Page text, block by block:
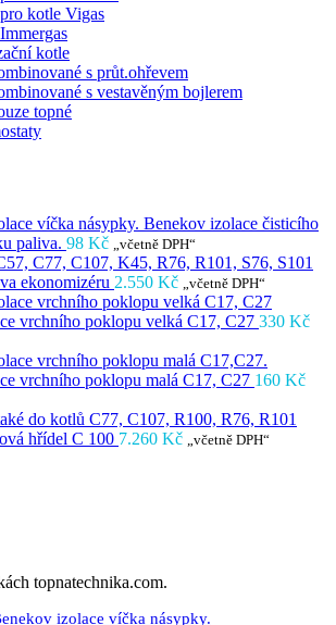
kotle Vigas
kotle
s průt.ohřevem
s vestavěným bojlerem
topné
Benekov izolace čisticího
paliva. 98 Kč „včetně DPH“
ekonomizéru 2.550 Kč „včetně DPH“
vrchního poklopu velká C17, C27 330 Kč
vrchního poklopu malá C17, C27 160 Kč
hřídel C 100 7.260 Kč „včetně DPH“
topnatechnika.com.